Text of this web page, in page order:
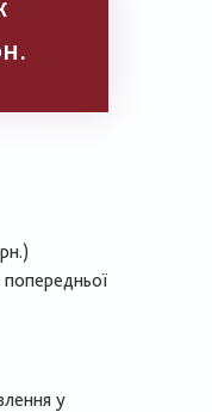
попередньої
у